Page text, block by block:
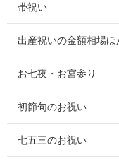
帯祝い
出産祝いの金額相場ほ
お七夜・お宮参り
初節句のお祝い
七五三のお祝い